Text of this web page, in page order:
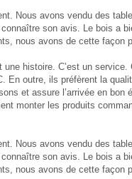
Nous avons vendu des
son avis. Le bois a
nous avons de cette façon
histoire. C’est un service.
En outre, ils préfèrent la
et assure l’arrivée en bon
monter les produits
Nous avons vendu des
son avis. Le bois a
nous avons de cette façon